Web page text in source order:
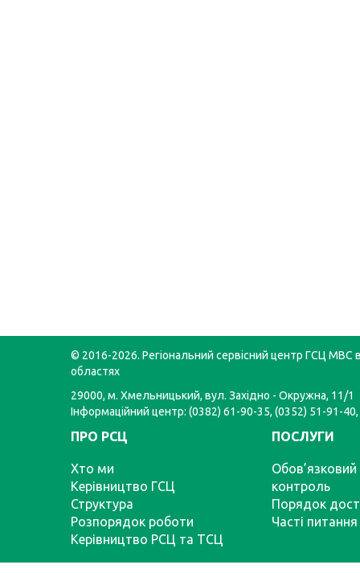
© 2016-2026. Регіональний сервісний центр ГСЦ МВС
областях
29000, м. Хмельницький, вул. Західно - Окружна, 11/1
Інформаційний центр: (0382) 61-90-35, (0352) 51-91-
ПРО РСЦ
Хто ми
Керівництво ГСЦ
Структура
Розпорядок роботи
Керівництво РСЦ та ТСЦ
ПОСЛУГИ
Обов’язковий
контроль
Порядок
Часті питання